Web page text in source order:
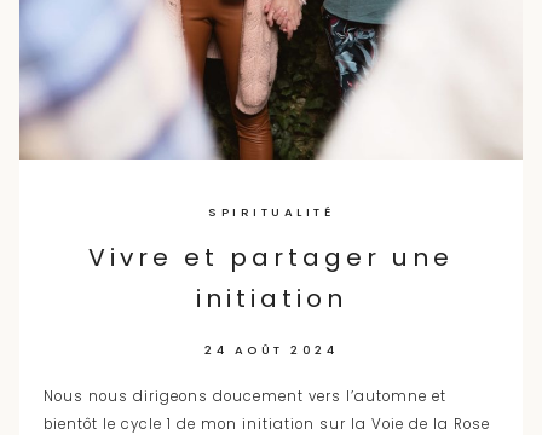
SPIRITUALITÉ
Vivre et partager une
initiation
24 AOÛT 2024
Nous nous dirigeons doucement vers l’automne et
bientôt le cycle 1 de mon initiation sur la Voie de la Rose